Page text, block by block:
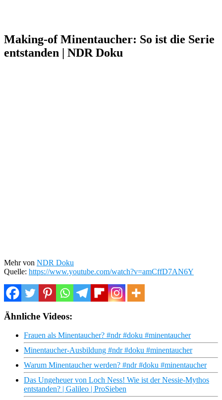
Making-of Minentaucher: So ist die Serie
entstanden | NDR Doku
Mehr von NDR Doku
Quelle: https://www.youtube.com/watch?v=amCffD7AN6Y
Ähnliche Videos:
Frauen als Minentaucher? #ndr #doku #minentaucher
Minentaucher-Ausbildung #ndr #doku #minentaucher
Warum Minentaucher werden? #ndr #doku #minentaucher
Das Ungeheuer von Loch Ness! Wie ist der Nessie-Mythos
entstanden? | Galileo | ProSieben